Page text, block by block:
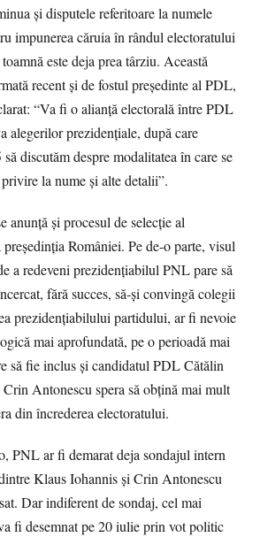
şi disputele referitoare la numele
impunerea căruia în rândul electoratului
este deja prea târziu. Această
recent şi de fostul preşedinte al PDL,
“Va fi o alianţă electorală între PDL
alegerilor prezidenţiale, după care
discutăm despre modalitatea în care se
la nume şi alte detalii”.
anunţă şi procesul de selecţie al
României. Pe de-o parte, visul
a redeveni prezidenţiabilul PNL pare să
fără succes, să-şi convingă colegii
prezidenţiabilului partidului, ar fi nevoie
mai aprofundată, pe o perioadă mai
să fie inclus şi candidatul PDL Cătălin
Antonescu spera să obţină mai mult
din încrederea electoratului.
PNL ar fi demarat deja sondajul intern
Klaus Iohannis şi Crin Antonescu
Dar indiferent de sondaj, cel mai
fi desemnat pe 20 iulie prin vot politic